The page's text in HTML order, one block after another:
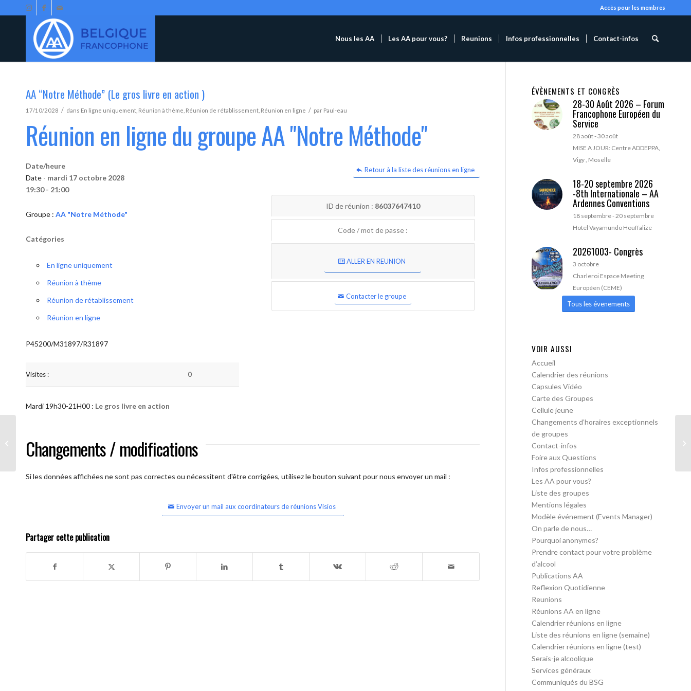
Accès pour les membres
Nous les AA Les AA pour vous? Reunions Infos professionnelles Contact-infos
AA “Notre Méthode” (Le gros livre en action )
17/10/2028 / dans En ligne uniquement Réunion à thème Réunion de rétablissement Réunion en ligne / par Paul-eau
Réunion en ligne du groupe AA "Notre Méthode"
Retour à la liste des réunions en ligne
Date/heure
Date - mardi 17 octobre 2028
19:30 - 21:00
Groupe : AA "Notre Méthode"
Catégories
En ligne uniquement
Réunion à thème
Réunion de rétablissement
Réunion en ligne
P45200/M31897/R31897
Visites : 0
ID de réunion : 86037647410
Code / mot de passe :
ALLER EN REUNION
Contacter le groupe
Mardi 19h30-21H00 : Le gros livre en action
Changements / modifications
Si les données affichées ne sont pas correctes ou nécessitent d'être corrigées, utilisez le bouton suivant pour nous envoyer un mail :
Envoyer un mail aux coordinateurs de réunions Visios
Partager cette publication
ÉVÈNEMENTS ET CONGRÈS
28-30 Août 2026 – Forum
Francophone Européen du
Service
28 août-30 août
MISE A JOUR: Centre ADDEPPA,
Vigy , Moselle
18-20 septembre 2026
-8th Internationale – AA
Ardennes Conventions
18 septembre-20 septembre
Hotel Vayamundo Houffalize
20261003- Congrès
3 octobre
Charleroi Espace Meeting
Européen (CEME)
Tous les évenements
VOIR AUSSI
Accueil
Calendrier des réunions
Capsules Vidéo
Carte des Groupes
Cellule jeune
Changements d’horaires exceptionnels
de groupes
Contact-infos
Foire aux Questions
Infos professionnelles
Les AA pour vous?
Liste des groupes
Mentions légales
Modèle événement (Events Manager)
On parle de nous…
Pourquoi anonymes?
Prendre contact pour votre problème
d’alcool
Publications AA
Reflexion Quotidienne
Reunions
Réunions AA en ligne
Calendrier réunions en ligne
Liste des réunions en ligne (semaine)
Calendrier réunions en ligne (test)
Serais-je alcoolique
Services généraux
Communiqués du BSG
action )